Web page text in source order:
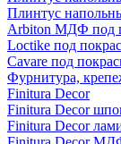
Плинтус
Arbiton МДФ под
Loctike под
Cavare под
Фурнитура,
Finitura Decor
Finitura Decor
Finitura Decor